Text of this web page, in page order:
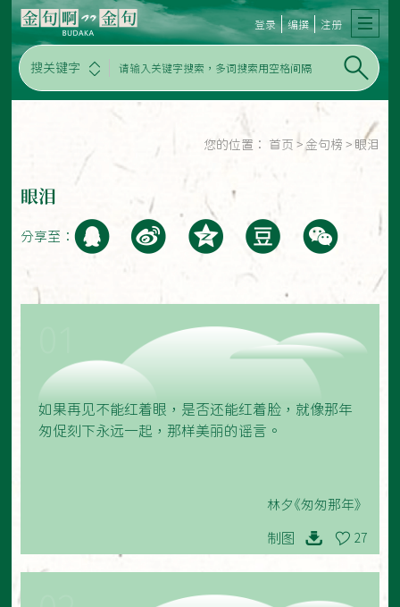
搜关键字
登录 编撰 注册
您的位置： 首页 > 金句榜 > 眼泪
眼泪
分享至：
如果再见不能红着眼，是否还能红着脸，就像那年
匆促刻下永远一起，那样美丽的谣言。
林夕《匆匆那年》
制图 27